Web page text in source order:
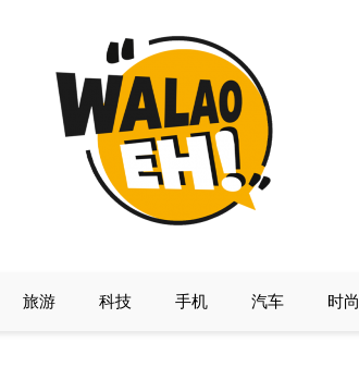
旅游 科技 手机 汽车 时尚